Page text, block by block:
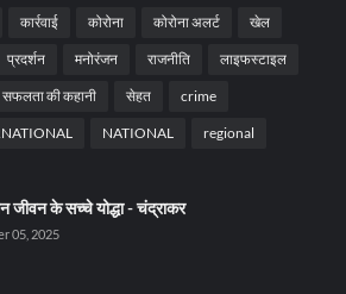
कार्रवाई कोरोना कोरोना अलर्ट खेल
प्रदर्शन मनोरंजन राजनीति लाइफस्टाइल
सफलता की कहानी सेहत crime
NATIONAL regional
जीवन के सच्चे योद्धा - चंद्राकर
05, 2025